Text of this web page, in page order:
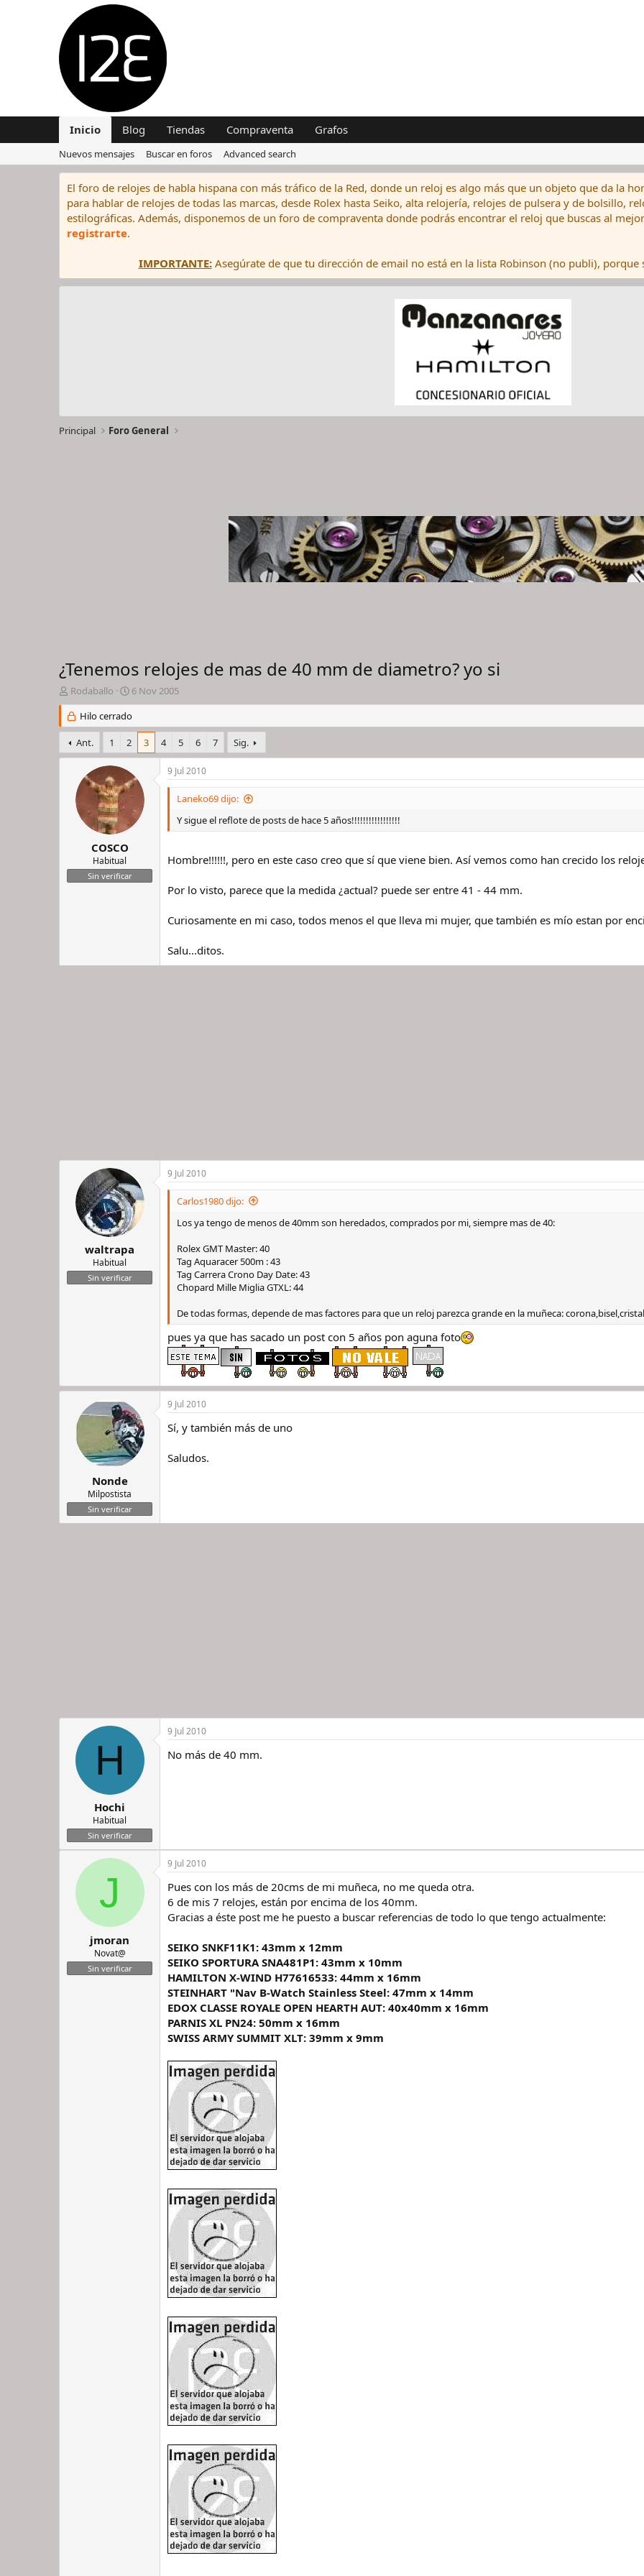
Inicio Blog Tiendas Compraventa Grafos
Nuevos mensajes Buscar en foros Advanced search
El foro de relojes de habla hispana con más tráfico de la Red, donde un reloj es algo más que un objeto que da la
para hablar de relojes de todas las marcas, desde Rolex hasta Seiko, alta relojería, relojes de pulsera y de bolsillo,
estilográficas. Además, disponemos de un foro de compraventa donde podrás encontrar el reloj que buscas al
registrarte.
IMPORTANTE:Asegúrate de que tu dirección de email no está en la lista Robinson (no publi), porque
Principal Foro General
¿Tenemos relojes de mas de 40 mm de diametro? yo si
I
n
i
c
i
a
l
o
Rodaballo
F
e
c
h
a
d
i
n
c
6 Nov 2005
Hilo cerrado
Ant. 1 2 3 4 5 6 7 Sig.
COSCO
Habitual
Sin verificar
9 Jul 2010
Laneko69 dijo:
Y sigue el reflote de posts de hace 5 años!!!!!!!!!!!!!!!!!
Hombre!!!!!!, pero en este caso creo que sí que viene bien. Así vemos como han crecido los
Por lo visto, parece que la medida ¿actual? puede ser entre 41 - 44 mm.
Curiosamente en mi caso, todos menos el que lleva mi mujer, que también es mío estan por
Salu...ditos.
waltrapa
Habitual
Sin verificar
9 Jul 2010
Carlos1980 dijo:
Los ya tengo de menos de 40mm son heredados, comprados por mi, siempre mas de 40:
Rolex GMT Master: 40
Tag Aquaracer 500m : 43
Tag Carrera Crono Day Date: 43
Chopard Mille Miglia GTXL: 44
De todas formas, depende de mas factores para que un reloj parezca grande en la muñeca:
pues ya que has sacado un post con 5 años pon aguna foto
Nonde
Milpostista
Sin verificar
9 Jul 2010
Sí, y también más de uno
Saludos.
H
Hochi
Habitual
Sin verificar
9 Jul 2010
No más de 40 mm.
J
jmoran
Novat@
Sin verificar
9 Jul 2010
Pues con los más de 20cms de mi muñeca, no me queda otra.
6 de mis 7 relojes, están por encima de los 40mm.
Gracias a éste post me he puesto a buscar referencias de todo lo que tengo actualmente:
SEIKO SNKF11K1: 43mm x 12mm
SEIKO SPORTURA SNA481P1: 43mm x 10mm
HAMILTON X-WIND H77616533: 44mm x 16mm
STEINHART "Nav B-Watch Stainless Steel: 47mm x 14mm
EDOX CLASSE ROYALE OPEN HEARTH AUT: 40x40mm x 16mm
PARNIS XL PN24: 50mm x 16mm
SWISS ARMY SUMMIT XLT: 39mm x 9mm